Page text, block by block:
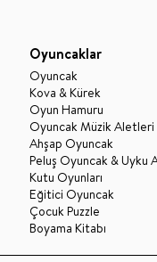
Oyuncaklar
Oyuncak
Kova & Kürek
Oyun Hamuru
Oyuncak Müzik Aletleri
Ahşap Oyuncak
Peluş Oyuncak & Uyku
Kutu Oyunları
Eğitici Oyuncak
Çocuk Puzzle
Boyama Kitabı